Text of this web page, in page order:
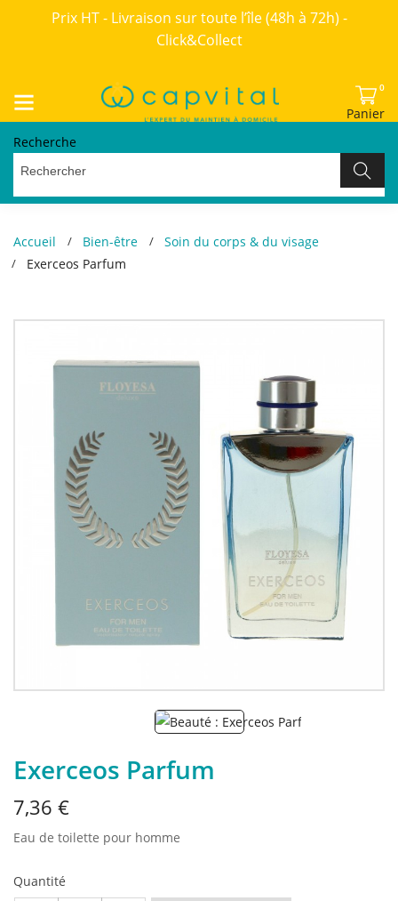
Prix HT - Livraison sur toute l’île (48h à 72h) -
Click&Collect
0
Panier
Recherche
Accueil Bien-être
Soin du corps & du visage
Exerceos Parfum
Exerceos Parfum
7,36 €
Eau de toilette pour homme
Quantité